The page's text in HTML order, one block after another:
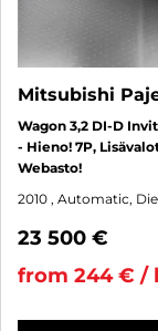
Mitsubishi
Wagon 3,2 DI-D
- Hieno! 7P,
Webasto!
2010 , Automatic,
23 500 €
from 244 € /